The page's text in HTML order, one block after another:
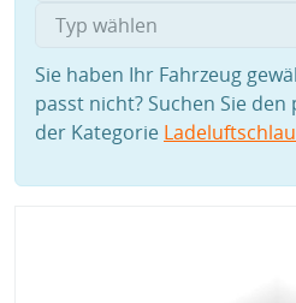
Sie haben Ihr Fahrzeug
passt nicht? Suchen Sie
der Kategorie